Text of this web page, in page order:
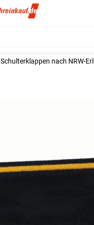
Schulterklappen nach NRW-